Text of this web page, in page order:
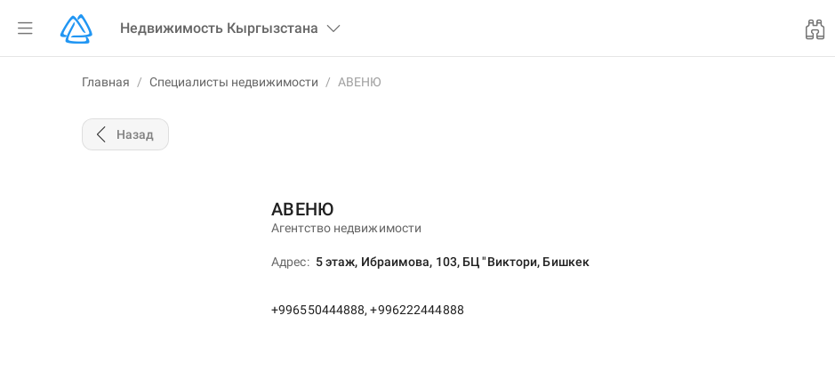
Недвижимость Кыргызстана
Главная / Специалисты недвижимости / АВЕНЮ
Назад
АВЕНЮ
Агентство недвижимости
Адрес 5 этаж, Ибраимова, 103, БЦ "Виктори, Бишкек
+996550444888, +996222444888